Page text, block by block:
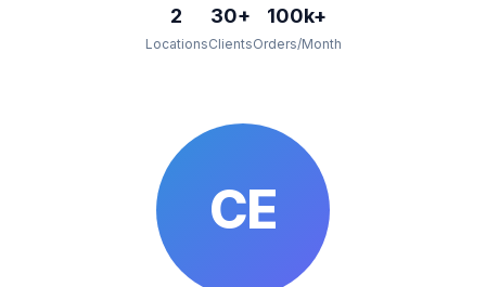
2
Locations
30+
Clients
100k+
Orders/Month
CE